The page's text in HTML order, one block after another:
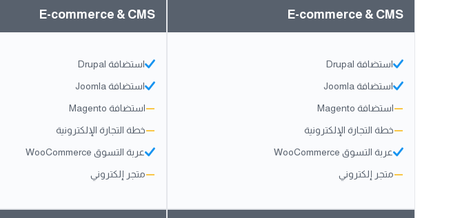
E-commerce & CMS
استضافة Drupal
استضافة Joomla
—استضافة Magento
—خطة التجارة الإلكترونية
عربة التسوق WooCommerce
—متجر إلكتروني
E-commerce & CMS
استضافة Drupal
استضافة Joomla
—استضافة Magento
—خطة التجارة الإلكترونية
عربة التسوق WooCommerce
—متجر إلكتروني